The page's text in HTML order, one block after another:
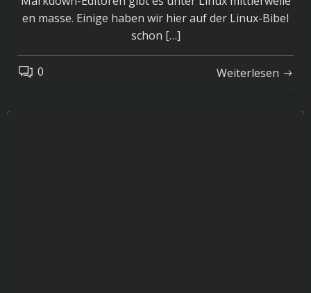
en masse. Einige haben wir hier auf der Linux-Bibel
schon […]
0 Weiterlesen